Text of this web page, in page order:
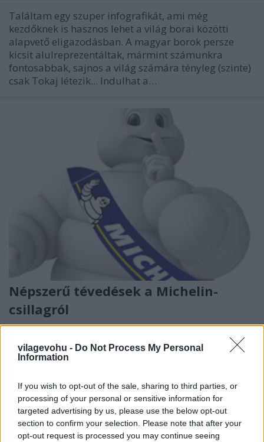
vilagevohu - Do Not Process My Personal
Information
If you wish to opt-out of the sale, sharing to third parties, or
processing of your personal or sensitive information for
targeted advertising by us, please use the below opt-out
section to confirm your selection. Please note that after your
opt-out request is processed you may continue seeing
Találtam egy szuper infografikát, ami még
kezdőknek is hasznos lehet a világ borai közötti
alapvető eligazodásban. A magyar borok persze
kicsit alulreprezentáltak, mármint számunkra
fontosabbak, sajnos a világ számára tényleg (szinte)
csak Tokaj létezik... Indulhat a…
Népszerű tévedések a Michelin-
csillagról
világevő•2012. december 13. 21
Rengeteg tévhit kering a Michelin-csillagokról, a
hatásukról. Kicsit igyekszem tiszta vizet önteni a
pohárba. [Update 2023.] [Ha valaki ismeretlenül
keveredni ide egy kis magyarázat: évek óta járom a
világ 1-2-3 csillagos éttermeit, és…